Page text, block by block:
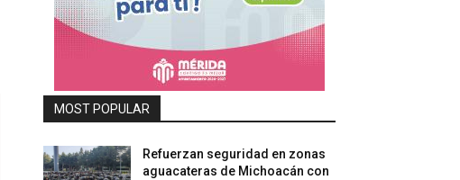
MOST POPULAR
Refuerzan seguridad en zonas
aguacateras de Michoacán con